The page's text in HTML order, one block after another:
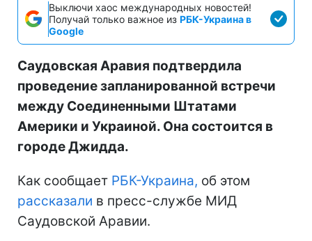
Выключи хаос международных новостей!
Получай только важное из РБК-Украина в
Google
Саудовская Аравия подтвердила
проведение запланированной встречи
между Соединенными Штатами
Америки и Украиной. Она состоится в
городе Джидда.
Как сообщает РБК-Украина, об этом
рассказали в пресс-службе МИД
Саудовской Аравии.